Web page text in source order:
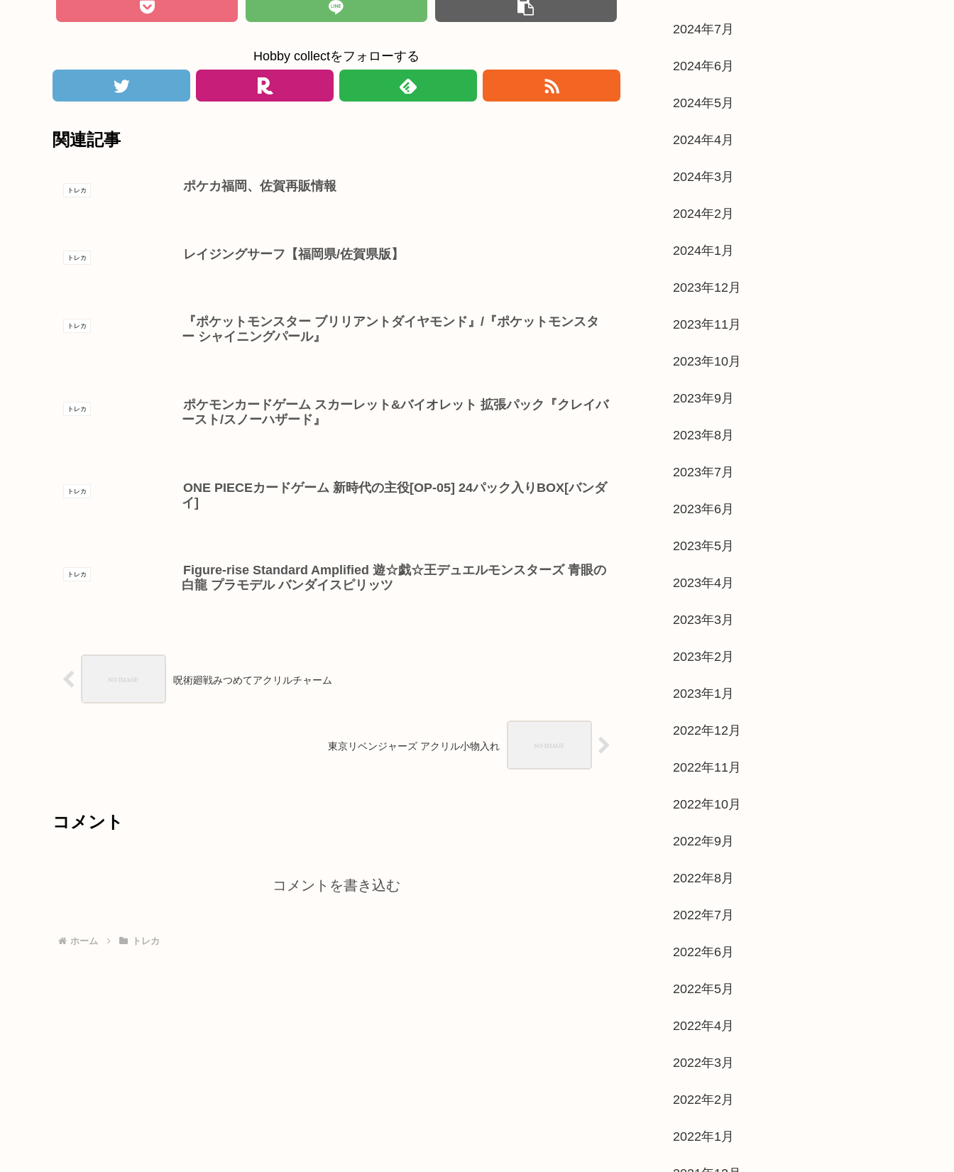
Hobby collectをフォローする
関連記事
トレカ ポケカ福岡、佐賀再販情報
トレカ レイジングサーフ【福岡県/佐賀県版】
トレカ
『ポケットモンスター ブリリアントダイヤモンド』/『ポケットモンスタ
ー シャイニングパール』
トレカ
ポケモンカードゲーム スカーレット&バイオレット 拡張パック『クレイバ
ースト/スノーハザード』
トレカ
ONE PIECEカードゲーム 新時代の主役[OP-05] 24パック入りBOX[バンダ
イ]
トレカ
Figure-rise Standard Amplified 遊☆戯☆王デュエルモンスターズ 青眼の
白龍 プラモデル バンダイスピリッツ
呪術廻戦みつめてアクリルチャーム
東京リベンジャーズ アクリル小物入れ
コメント
コメントを書き込む
ホーム トレカ
2024年7月
2024年6月
2024年5月
2024年4月
2024年3月
2024年2月
2024年1月
2023年12月
2023年11月
2023年10月
2023年9月
2023年8月
2023年7月
2023年6月
2023年5月
2023年4月
2023年3月
2023年2月
2023年1月
2022年12月
2022年11月
2022年10月
2022年9月
2022年8月
2022年7月
2022年6月
2022年5月
2022年4月
2022年3月
2022年2月
2022年1月